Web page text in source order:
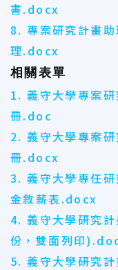
書.docx
8. 專案研究計畫
理.docx
相關表單
1. 義守大學專案
冊.doc
2. 義守大學專案
冊.docx
3. 義守大學專任
金敘薪表.docx
4. 義守大學研究
份，雙面列印
5. 義守大學研究